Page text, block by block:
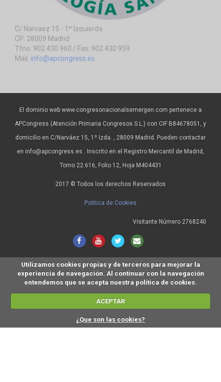
C/ Narvaez 15 - 1º Izquierda
CP: 28009 Madrid
Tfno: 902 430 960 / Fax: 902 430 959
Mail: info@apcongress.es
El dominio web www.congresonacionalsemergen.com pertenece a
APCongress (Atención Primaria Congresos S.L.) con CIF B84678051, y
domicilio en C/Narváez 15, 1º Izda. , 28009 Madrid. Pueden contactar
en info@apcongress.es . Inscrito en el Registro Mercantil de Madrid,
Tomo 22.616, Folio 12, Hoja M404431
2017 © Todos los derechos Reservados
Politica de Cookies
Visitante Número 2768240
Utilizamos cookies propias y de terceros para mejorar la
experiencia de navegación. Al continuar con la navegación
entendemos que se acepta nuestra política de cookies.
ACEPTAR
¿Que son las cookies?